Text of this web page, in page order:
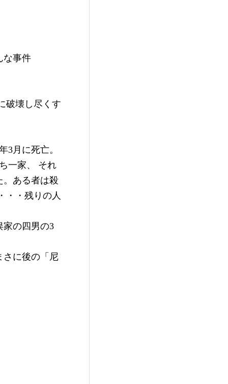
な事件
破壊し尽くす
3月に死亡。
一家、 それ
。ある者は殺
・・残りの人
家の四男の3
さに後の「尼